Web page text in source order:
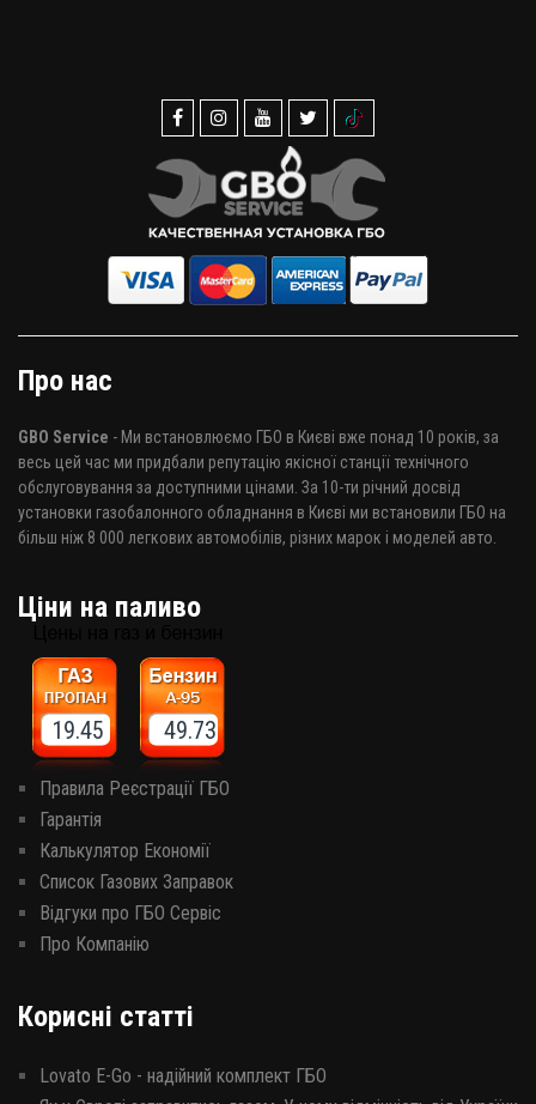
Про нас
GBO Service - Ми встановлюємо ГБО в Києві вже понад 10 років, за
весь цей час ми придбали репутацію якісної станції технічного
обслуговування за доступними цінами. За 10-ти річний досвід
установки газобалонного обладнання в Києві ми встановили ГБО на
більш ніж 8 000 легкових автомобілів, різних марок і моделей авто.
Ціни на паливо
19.45 49.73
Правила Реєстрації ГБО
Гарантія
Калькулятор Економії
Список Газових Заправок
Відгуки про ГБО Сервіс
Про Компанію
Корисні статті
Lovato E-Go - надійний комплект ГБО